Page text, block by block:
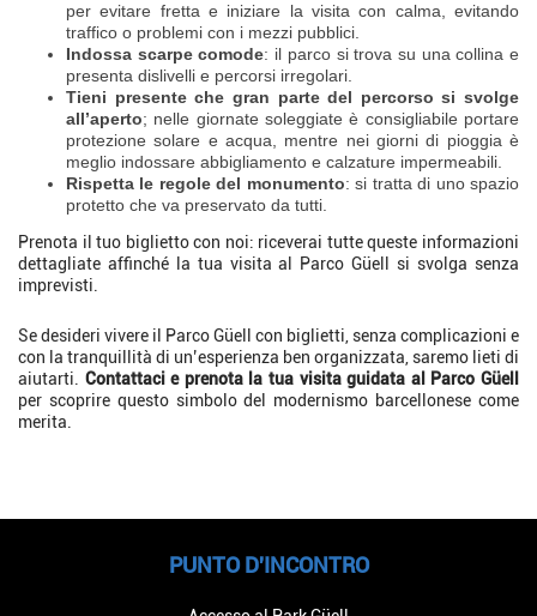
per evitare fretta e iniziare la visita con calma, evitando
traffico o problemi con i mezzi pubblici.
Indossa scarpe comode: il parco si trova su una collina e
presenta dislivelli e percorsi irregolari.
Tieni presente che gran parte del percorso si svolge
all’aperto; nelle giornate soleggiate è consigliabile portare
protezione solare e acqua, mentre nei giorni di pioggia è
meglio indossare abbigliamento e calzature impermeabili.
Rispetta le regole del monumento: si tratta di uno spazio
protetto che va preservato da tutti.
Prenota il tuo biglietto con noi: riceverai tutte queste informazioni
dettagliate affinché la tua visita al Parco Güell si svolga senza
imprevisti.
Se desideri vivere il Parco Güell con biglietti, senza complicazioni e
con la tranquillità di un’esperienza ben organizzata, saremo lieti di
aiutarti. Contattaci e prenota la tua visita guidata al Parco Güell
per scoprire questo simbolo del modernismo barcellonese come
merita.
PUNTO D'INCONTRO